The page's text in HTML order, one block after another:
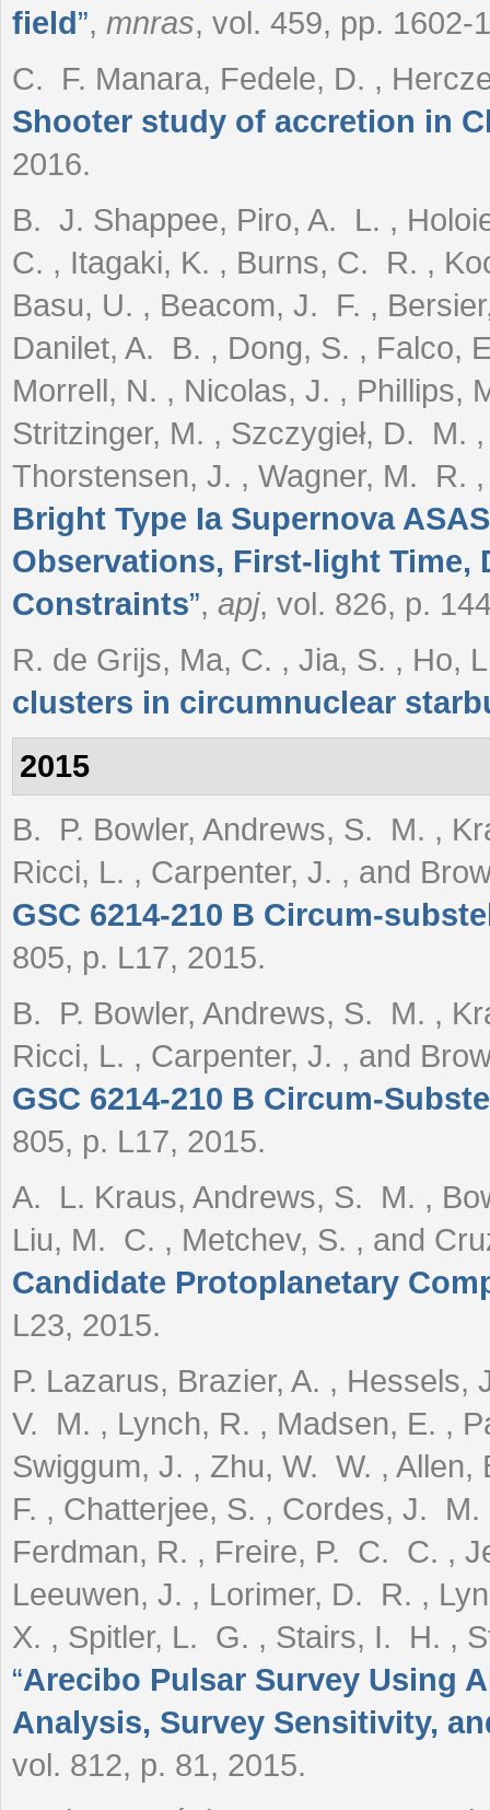
field”, mnras, vol. 459, pp. 1602-
C. F. Manara, Fedele, D. ,
Shooter study of accretion in
2016.
B. J. Shappee, Piro, A. L. ,
C. , Itagaki, K. , Burns, C. R. ,
Basu, U. , Beacom, J. F. ,
Danilet, A. B. , Dong, S. , Falco,
Morrell, N. , Nicolas, J. , Phillips,
Stritzinger, M. , Szczygieł, D. M.
Thorstensen, J. , Wagner, M. R.
Bright Type Ia Supernova
Observations, First-light Time,
Constraints”, apj, vol. 826, p.
R. de Grijs, Ma, C. , Jia, S. , Ho,
clusters in circumnuclear
2015
B. P. Bowler, Andrews, S. M. ,
Ricci, L. , Carpenter, J. , and
GSC 6214-210 B Circum-
805, p. L17, 2015.
B. P. Bowler, Andrews, S. M. ,
Ricci, L. , Carpenter, J. , and
GSC 6214-210 B Circum-
805, p. L17, 2015.
A. L. Kraus, Andrews, S. M. ,
Liu, M. C. , Metchev, S. , and
Candidate Protoplanetary
L23, 2015.
P. Lazarus, Brazier, A. ,
V. M. , Lynch, R. , Madsen, E. ,
Swiggum, J. , Zhu, W. W. , Allen,
F. , Chatterjee, S. , Cordes, J.
Ferdman, R. , Freire, P. C. C. ,
Leeuwen, J. , Lorimer, D. R. ,
X. , Spitler, L. G. , Stairs, I. H. ,
“Arecibo Pulsar Survey Using
Analysis, Survey Sensitivity,
vol. 812, p. 81, 2015.